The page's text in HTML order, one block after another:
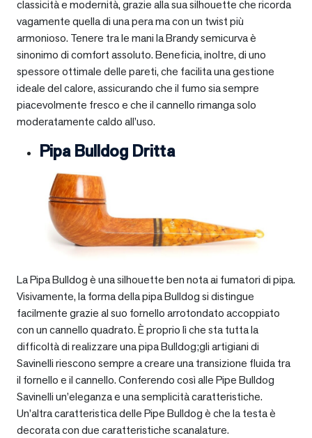
classicità e modernità, grazie alla sua silhouette che ricorda
vagamente quella di una pera ma con un twist più
armonioso. Tenere tra le mani la Brandy semicurva è
sinonimo di comfort assoluto. Beneficia, inoltre, di uno
spessore ottimale delle pareti, che facilita una gestione
ideale del calore, assicurando che il fumo sia sempre
piacevolmente fresco e che il cannello rimanga solo
moderatamente caldo all’uso.
Pipa Bulldog Dritta
La Pipa Bulldog è una silhouette ben nota ai fumatori di pipa.
Visivamente, la forma della pipa Bulldog si distingue
facilmente grazie al suo fornello arrotondato accoppiato
con un cannello quadrato. È proprio lì che sta tutta la
difficoltà di realizzare una pipa Bulldog;gli artigiani di
Savinelli riescono sempre a creare una transizione fluida tra
il fornello e il cannello. Conferendo così alle Pipe Bulldog
Savinelli un’eleganza e una semplicità caratteristiche.
Un’altra caratteristica delle Pipe Bulldog è che la testa è
decorata con due caratteristiche scanalature.